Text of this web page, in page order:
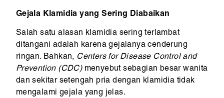
Gejala Klamidia yang Sering Diabaikan
Salah satu alasan klamidia sering terlambat
ditangani adalah karena gejalanya cenderung
ringan. Bahkan, Centers for Disease Control and
Prevention (CDC)menyebut sebagian besar wanita
dan sekitar setengah pria dengan klamidia tidak
mengalami gejala yang jelas.